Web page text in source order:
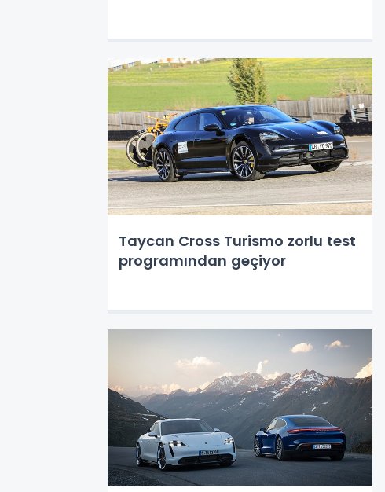
Taycan Cross Turismo zorlu test
programından geçiyor